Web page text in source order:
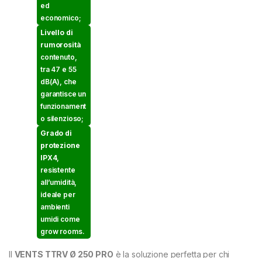
ed
economico;
Livello di
rumorosità
contenuto,
tra 47 e 55
dB(A), che
garantisce un
funzionament
o silenzioso;
Grado di
protezione
IPX4,
resistente
all’umidità,
ideale per
ambienti
umidi come
grow rooms.
Il VENTS TTRV Ø 250 PRO è la soluzione perfetta per chi